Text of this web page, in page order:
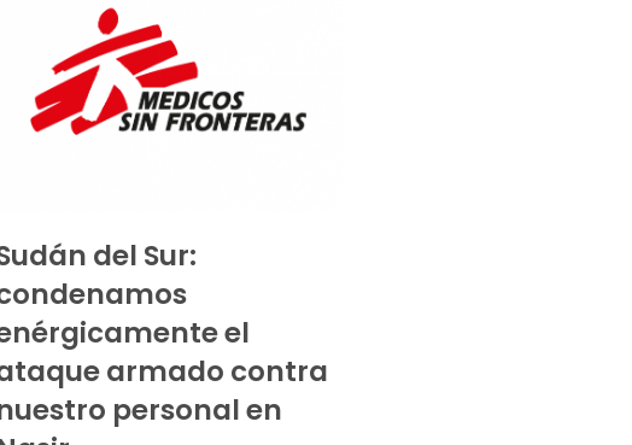
del Sur:
el
armado contra
personal en